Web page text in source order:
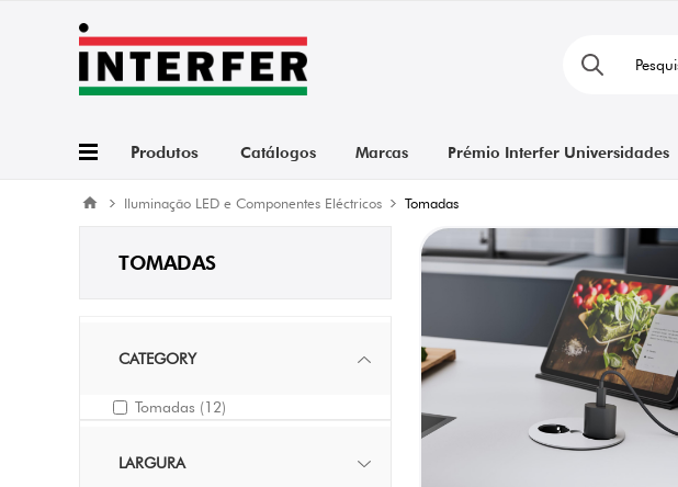
Produtos Catálogos Marcas Prémio Interfer Universidades
Iluminação LED e Componentes Eléctricos Tomadas
TOMADAS
CATEGORY
Tomadas (12)
LARGURA